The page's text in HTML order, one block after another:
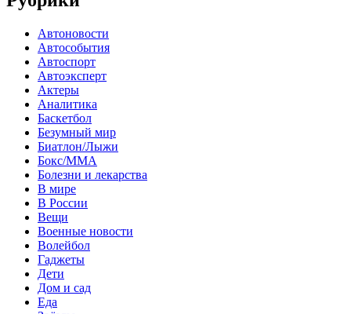
Автоновости
Автособытия
Автоспорт
Автоэксперт
Актеры
Аналитика
Баскетбол
Безумный мир
Биатлон/Лыжи
Бокс/MMA
Болезни и лекарства
В мире
В России
Вещи
Военные новости
Волейбол
Гаджеты
Дети
Дом и сад
Еда